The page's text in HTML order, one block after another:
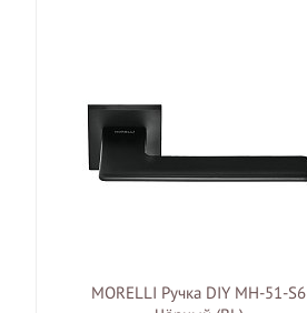
MORELLI Ручка DIY MH-51-S6